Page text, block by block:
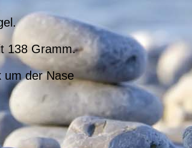
138 Gramm.
um der Nase